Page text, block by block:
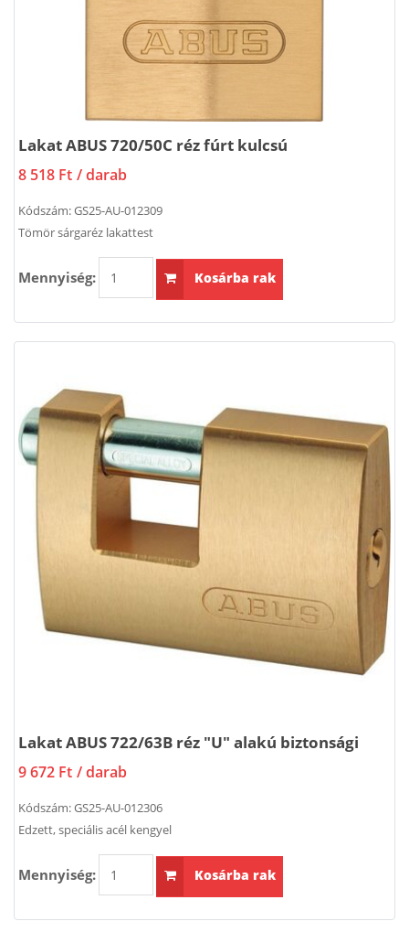
Lakat ABUS 720/50C réz fúrt kulcsú
8 518 Ft / darab
Kódszám:GS25-AU-012309
Tömör sárgaréz lakattest
Mennyiség: Kosárba rak
Lakat ABUS 722/63B réz "U" alakú biztonsági
9 672 Ft / darab
Kódszám:GS25-AU-012306
Edzett, speciális acél kengyel
Mennyiség: Kosárba rak